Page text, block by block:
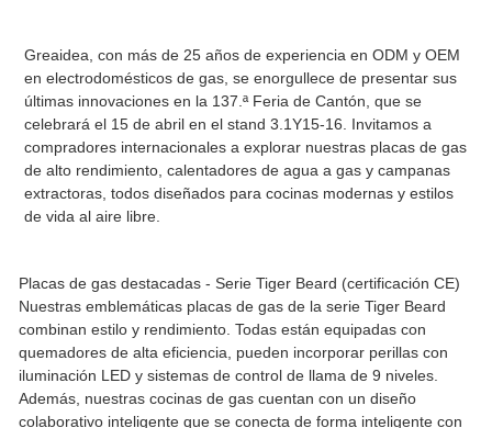
Greaidea, con más de 25 años de experiencia en ODM y OEM
en electrodomésticos de gas, se enorgullece de presentar sus
últimas innovaciones en la 137.ª Feria de Cantón, que se
celebrará el 15 de abril en el stand 3.1Y15-16. Invitamos a
compradores internacionales a explorar nuestras placas de gas
de alto rendimiento, calentadores de agua a gas y campanas
extractoras, todos diseñados para cocinas modernas y estilos
de vida al aire libre.
Placas de gas destacadas - Serie Tiger Beard (certificación CE)
Nuestras emblemáticas placas de gas de la serie Tiger Beard
combinan estilo y rendimiento. Todas están equipadas con
quemadores de alta eficiencia, pueden incorporar perillas con
iluminación LED y sistemas de control de llama de 9 niveles.
Además, nuestras cocinas de gas cuentan con un diseño
colaborativo inteligente que se conecta de forma inteligente con